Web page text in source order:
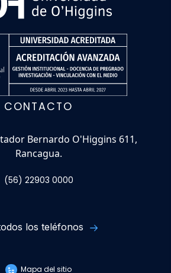
CONTACTO
Bernardo O'Higgins 611,
Rancagua.
(56) 22903 0000
los teléfonos
Mapa del sitio